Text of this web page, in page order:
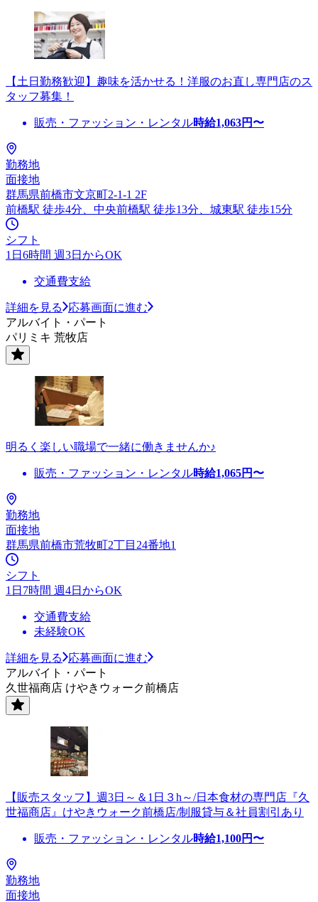
【土日勤務歓迎】趣味を活かせる！洋服のお直し専門店のス
タッフ募集！
販売・ファッション・レンタル時給1,063円〜
勤務地
面接地
群馬県前橋市文京町2-1-1 2F
前橋駅 徒歩4分、中央前橋駅 徒歩13分、城東駅 徒歩15分
シフト
1日6時間 週3日からOK
交通費支給
詳細を見る
応募画面に進む
アルバイト・パート
パリミキ 荒牧店
明るく楽しい職場で一緒に働きませんか♪
販売・ファッション・レンタル時給1,065円〜
勤務地
面接地
群馬県前橋市荒牧町2丁目24番地1
シフト
1日7時間 週4日からOK
交通費支給
未経験OK
詳細を見る
応募画面に進む
アルバイト・パート
久世福商店 けやきウォーク前橋店
【販売スタッフ】週3日～＆1日３h～/日本食材の専門店『久
世福商店』けやきウォーク前橋店/制服貸与＆社員割引あり
販売・ファッション・レンタル時給1,100円〜
勤務地
面接地